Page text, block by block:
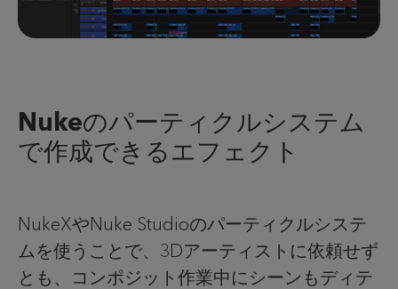
Nukeのパーティクルシステム
で作成できるエフェクト
NukeXやNuke Studioのパーティクルシステ
ムを使うことで、3Dアーティストに依頼せず
とも、コンポジット作業中にシーンもディテ